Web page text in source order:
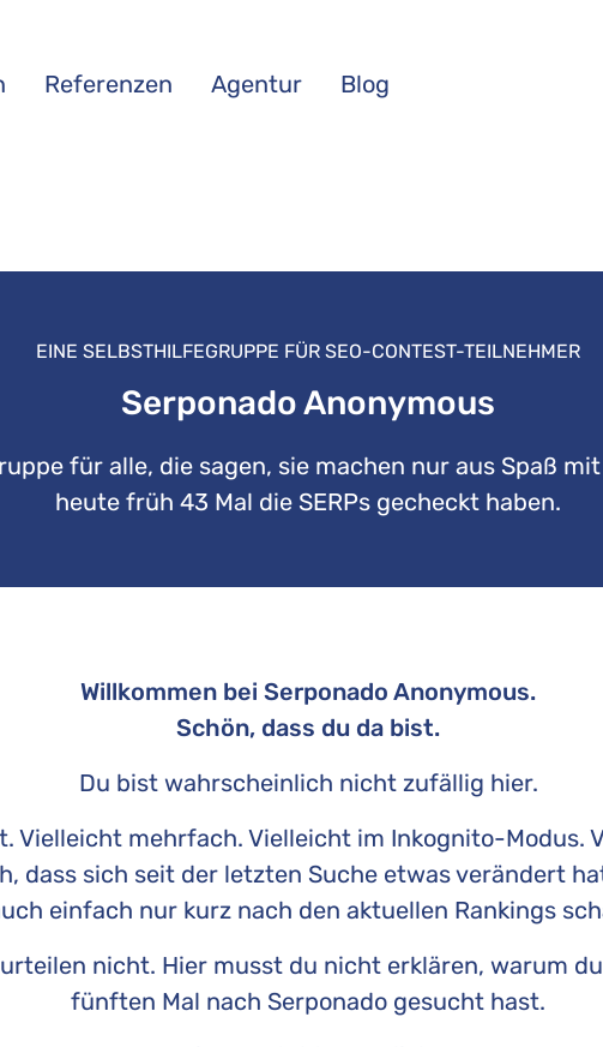
Referenzen Agentur Blog
Serponado Anonymous
EINE SELBSTHILFEGRUPPE FÜR SEO-CONTEST-TEILNEHMER
für alle, die sagen, sie machen nur aus Spaß
heute früh 43 Mal die SERPs gecheckt haben.
Willkommen bei Serponado Anonymous.
Schön, dass du da bist.
Du bist wahrscheinlich nicht zufällig hier.
Vielleicht mehrfach. Vielleicht im Inkognito-Modus.
dass sich seit der letzten Suche etwas verändert
einfach nur kurz nach den aktuellen Rankings
urteilen nicht. Hier musst du nicht erklären, warum
fünften Mal nach Serponado gesucht hast.